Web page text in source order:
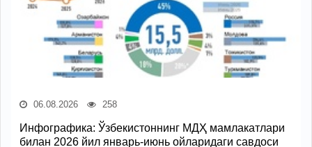
06.08.2026 258
Инфографика: Ўзбекистоннинг МДҲ мамлакатлари
билан 2026 йил январь-июнь ойларидаги савдоси